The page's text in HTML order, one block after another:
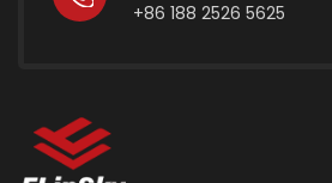
+86 188 2526 5625